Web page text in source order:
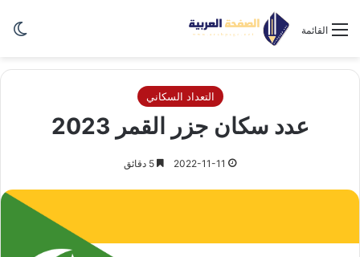
القائمة
التعداد السكاني
عدد سكان جزر القمر 2023
2022-11-11